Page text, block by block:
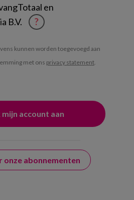
en
B.V.
?
kunnen worden toegevoegd aan
met ons privacy statement.
onze abonnementen